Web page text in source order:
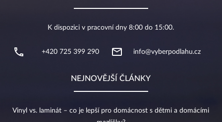
K dispozici v pracovní dny 8:00 do 15:00.
+420 725 399 290 info@vyberpodlahu.cz
NEJNOVĚJŠÍ ČLÁNKY
Vinyl vs. laminát – co je lepší pro domácnost s dětmi a domácími